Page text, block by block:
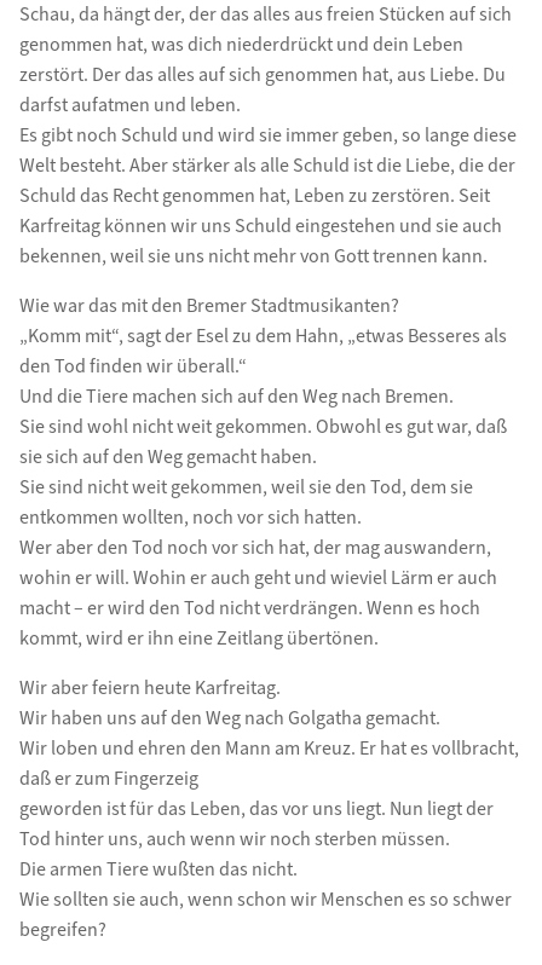
Schau, da hängt der, der das alles aus freien Stücken auf sich
genommen hat, was dich niederdrückt und dein Leben
zerstört. Der das alles auf sich genommen hat, aus Liebe. Du
darfst aufatmen und leben.
Es gibt noch Schuld und wird sie immer geben, so lange diese
Welt besteht. Aber stärker als alle Schuld ist die Liebe, die der
Schuld das Recht genommen hat, Leben zu zerstören. Seit
Karfreitag können wir uns Schuld eingestehen und sie auch
bekennen, weil sie uns nicht mehr von Gott trennen kann.
Wie war das mit den Bremer Stadtmusikanten?
„Komm mit“, sagt der Esel zu dem Hahn, „etwas Besseres als
den Tod finden wir überall.“
Und die Tiere machen sich auf den Weg nach Bremen.
Sie sind wohl nicht weit gekommen. Obwohl es gut war, daß
sie sich auf den Weg gemacht haben.
Sie sind nicht weit gekommen, weil sie den Tod, dem sie
entkommen wollten, noch vor sich hatten.
Wer aber den Tod noch vor sich hat, der mag auswandern,
wohin er will. Wohin er auch geht und wieviel Lärm er auch
macht – er wird den Tod nicht verdrängen. Wenn es hoch
kommt, wird er ihn eine Zeitlang übertönen.
Wir aber feiern heute Karfreitag.
Wir haben uns auf den Weg nach Golgatha gemacht.
Wir loben und ehren den Mann am Kreuz. Er hat es vollbracht,
daß er zum Fingerzeig
geworden ist für das Leben, das vor uns liegt. Nun liegt der
Tod hinter uns, auch wenn wir noch sterben müssen.
Die armen Tiere wußten das nicht.
Wie sollten sie auch, wenn schon wir Menschen es so schwer
begreifen?